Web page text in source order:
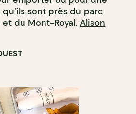
sont près du parc
du Mont-Royal. Alison